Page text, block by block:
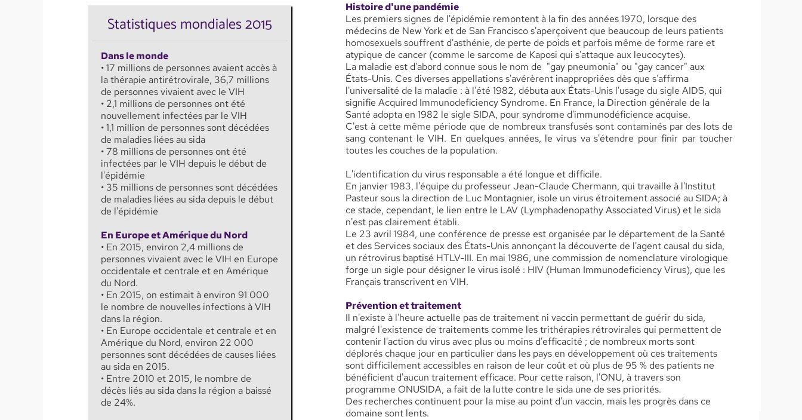
Histoire d'une pandémie
Les premiers signes de l'épidémie remontent à la fin des années 1970, lorsque des
médecins de New York et de San Francisco s'aperçoivent que beaucoup de leurs patients
homosexuels souffrent d'asthénie, de perte de poids et parfois même de forme rare et
atypique de cancer (comme le sarcome de Kaposi qui s'attaque aux leucocytes).
La maladie est d'abord connue sous le nom de "gay pneumonia" ou "gay cancer" aux
États-Unis. Ces diverses appellations s'avérèrent inappropriées dès que s'affirma
l'universalité de la maladie : à l'été 1982, débuta aux États-Unis l'usage du sigle AIDS, qui
signifie Acquired Immunodeficiency Syndrome. En France, la Direction générale de la
Santé adopta en 1982 le sigle SIDA, pour syndrome d'immunodéficience acquise.
C'est à cette même période que de nombreux transfusés sont contaminés par des lots de
sang contenant le VIH. En quelques années, le virus va s'étendre pour finir par toucher
toutes les couches de la population.
L'identification du virus responsable a été longue et difficile.
En janvier 1983, l'équipe du professeur Jean-Claude Chermann, qui travaille à l'Institut
Pasteur sous la direction de Luc Montagnier, isole un virus étroitement associé au SIDA; à
ce stade, cependant, le lien entre le LAV (Lymphadenopathy Associated Virus) et le sida
n'est pas clairement établi.
Le 23 avril 1984, une conférence de presse est organisée par le département de la Santé
et des Services sociaux des États-Unis annonçant la découverte de l'agent causal du sida,
un rétrovirus baptisé HTLV-III. En mai 1986, une commission de nomenclature virologique
forge un sigle pour désigner le virus isolé : HIV (Human Immunodeficiency Virus), que les
Français transcrivent en VIH.
Prévention et traitement
Il n'existe à l'heure actuelle pas de traitement ni vaccin permettant de guérir du sida,
malgré l'existence de traitements comme les trithérapies rétrovirales qui permettent de
contenir l'action du virus avec plus ou moins d'efficacité ; de nombreux morts sont
déplorés chaque jour en particulier dans les pays en développement où ces traitements
sont difficilement accessibles en raison de leur coût et où plus de 95 % des patients ne
bénéficient d'aucun traitement efficace. Pour cette raison, l'ONU, à travers son
programme ONUSIDA, a fait de la lutte contre le sida une de ses priorités.
Des recherches continuent pour la mise au point d'un vaccin, mais les progrès dans ce
domaine sont lents.
Statistiques mondiales 2015
Dans le monde
• 17 millions de personnes avaient accès à
la thérapie antirétrovirale, 36,7 millions
de personnes vivaient avec le VIH
• 2,1 millions de personnes ont été
nouvellement infectées par le VIH
• 1,1 million de personnes sont décédées
de maladies liées au sida
• 78 millions de personnes ont été
infectées par le VIH depuis le début de
l'épidémie
• 35 millions de personnes sont décédées
de maladies liées au sida depuis le début
de l'épidémie
En Europe et Amérique du Nord
• En 2015, environ 2,4 millions de
personnes vivaient avec le VIH en Europe
occidentale et centrale et en Amérique
du Nord.
• En 2015, on estimait à environ 91 000
le nombre de nouvelles infections à VIH
dans la région.
• En Europe occidentale et centrale et en
Amérique du Nord, environ 22 000
personnes sont décédées de causes liées
au sida en 2015.
• Entre 2010 et 2015, le nombre de
décès liés au sida dans la région a baissé
de 24%.